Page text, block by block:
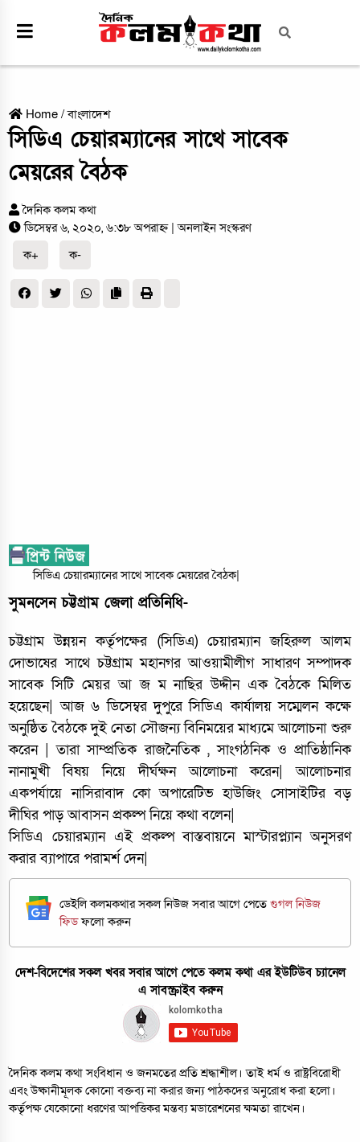
Home /বাংলাদেশ
সিডিএ চেয়ারম্যানের সাথে সাবেক
মেয়রের বৈঠক
দৈনিক কলম কথা
ডিসেম্বর ৬, ২০২০, ৬:৩৮ অপরাহ্ন | অনলাইন সংস্করণ
ক+
ক-
সিডিএ চেয়ারম্যানের সাথে সাবেক মেয়রের বৈঠক|
সুমনসেন চট্টগ্রাম জেলা প্রতিনিধি-
চট্টগ্রাম উন্নয়ন কর্তৃপক্ষের (সিডিএ) চেয়ারম্যান জহিরুল আলম
দোভাষের সাথে চট্টগ্রাম মহানগর আওয়ামীলীগ সাধারণ সম্পাদক
সাবেক সিটি মেয়র আ জ ম নাছির উদ্দীন এক বৈঠকে মিলিত
হয়েছেন| আজ ৬ ডিসেম্বর দুপুরে সিডিএ কার্যালয় সম্মেলন কক্ষে
অনুষ্ঠিত বৈঠকে দুই নেতা সৌজন্য বিনিময়ের মাধ্যমে আলোচনা শুরু
করেন | তারা সাম্প্রতিক রাজনৈতিক , সাংগঠনিক ও প্রাতিষ্ঠানিক
নানামুখী বিষয় নিয়ে দীর্ঘক্ষন আলোচনা করেন| আলোচনার
একপর্যায়ে নাসিরাবাদ কো অপারেটিভ হাউজিং সোসাইটির বড়
দীঘির পাড় আবাসন প্রকল্প নিয়ে কথা বলেন|
সিডিএ চেয়ারম্যান এই প্রকল্প বাস্তবায়নে মাস্টারপ্ল্যান অনুসরণ
করার ব্যাপারে পরামর্শ দেন|
ডেইলি কলমকথার সকল নিউজ সবার আগে পেতেগুগল নিউজ
ফিডফলো করুন
দেশ-বিদেশের সকল খবর সবার আগে পেতে কলম কথা এর ইউটিউব চ্যানেল
এ সাবস্ক্রাইব করুন
দৈনিক কলম কথা সংবিধান ও জনমতের প্রতি শ্রদ্ধাশীল। তাই ধর্ম ও রাষ্ট্রবিরোধী
এবং উষ্কানীমূলক কোনো বক্তব্য না করার জন্য পাঠকদের অনুরোধ করা হলো।
কর্তৃপক্ষ যেকোনো ধরণের আপত্তিকর মন্তব্য মডারেশনের ক্ষমতা রাখেন।